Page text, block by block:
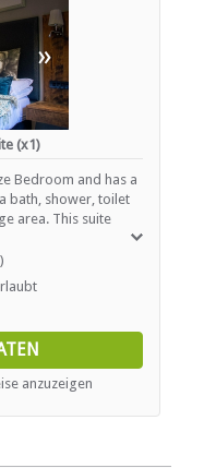
»
(x1)
Bedroom and has a
bath, shower, toilet
area. This suite
anzuzeigen